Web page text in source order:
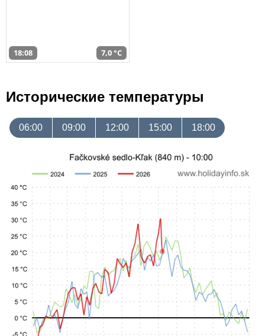
18:08 7,0 °C
Исторические температуры
06:00 09:00 12:00 15:00 18:00